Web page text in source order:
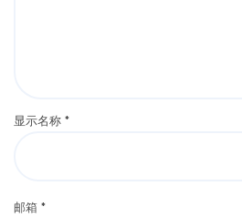
显示名称 *
邮箱 *